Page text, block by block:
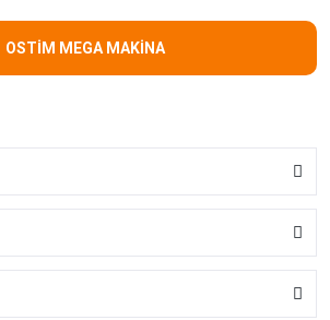
OSTİM MEGA MAKİNA